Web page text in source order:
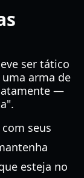
ser tático
arma de
—
seus
esteja no